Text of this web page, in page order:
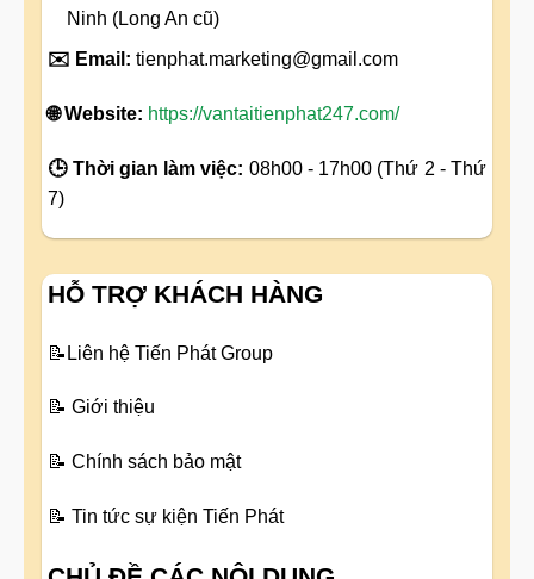
Ninh (Long An cũ)
✉️ Email: tienphat.marketing@gmail.com
🌐 Website: https://vantaitienphat247.com/
🕒 Thời gian làm việc: 08h00 - 17h00 (Thứ 2 - Thứ
7)
HỖ TRỢ KHÁCH HÀNG
📝 Liên hệ Tiến Phát Group
📝 Giới thiệu
📝 Chính sách bảo mật
📝 Tin tức sự kiện Tiến Phát